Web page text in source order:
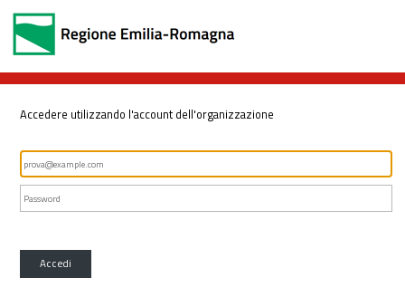
Accedere utilizzando l'account dell'organizzazione
Accedi